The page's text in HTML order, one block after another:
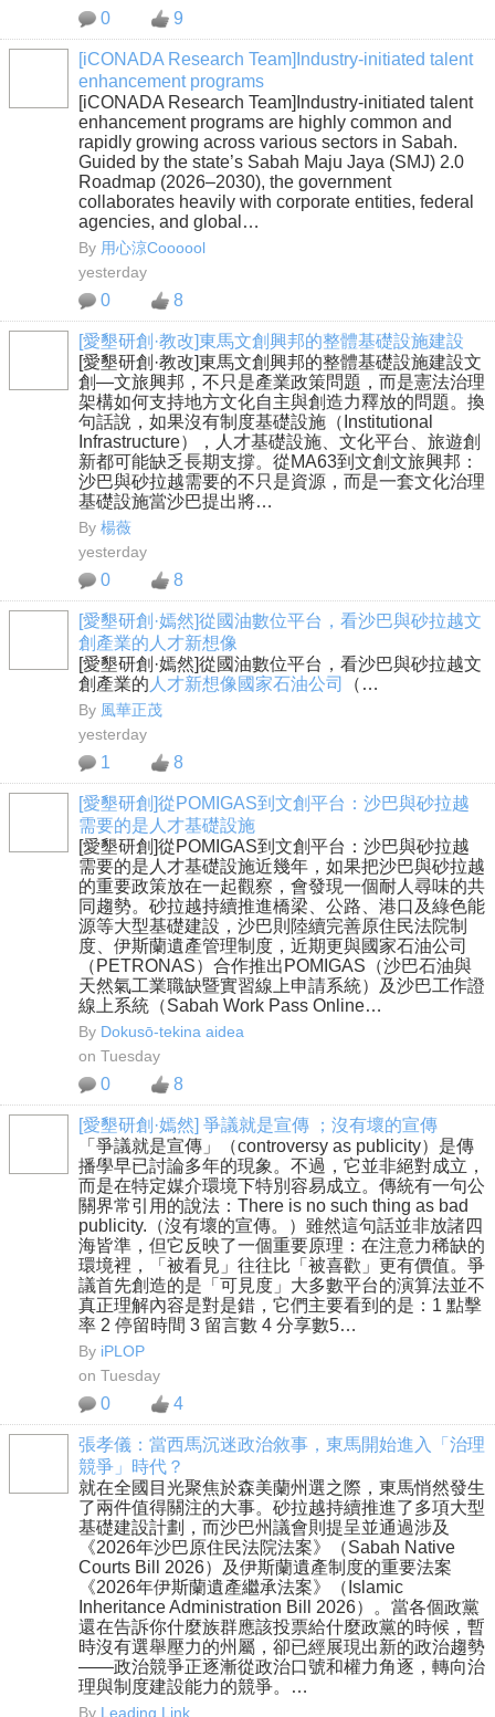
0 9
[iCONADA Research Team]Industry-initiated talent
enhancement programs
[iCONADA Research Team]Industry-initiated talent
enhancement programs are highly common and
rapidly growing across various sectors in Sabah.
Guided by the state’s Sabah Maju Jaya (SMJ) 2.0
Roadmap (2026–2030), the government
collaborates heavily with corporate entities, federal
agencies, and global…
By 用心涼Coooool
yesterday
0 8
[愛墾研創·教改]東馬文創興邦的整體基礎設施建設
[愛墾研創·教改]東馬文創興邦的整體基礎設施建設文
創—文旅興邦，不只是產業政策問題，而是憲法治理
架構如何支持地方文化自主與創造力釋放的問題。換
句話說，如果沒有制度基礎設施（Institutional
Infrastructure），人才基礎設施、文化平台、旅遊創
新都可能缺乏長期支撐。從MA63到文創文旅興邦：
沙巴與砂拉越需要的不只是資源，而是一套文化治理
基礎設施當沙巴提出將…
By 楊薇
yesterday
0 8
[愛墾研創·嫣然]從國油數位平台，看沙巴與砂拉越文
創產業的人才新想像
[愛墾研創·嫣然]從國油數位平台，看沙巴與砂拉越文
創產業的 人才新想像 國家石油公司 （…
By 風華正茂
yesterday
1 8
[愛墾研創]從POMIGAS到文創平台：沙巴與砂拉越
需要的是人才基礎設施
[愛墾研創]從POMIGAS到文創平台：沙巴與砂拉越
需要的是人才基礎設施近幾年，如果把沙巴與砂拉越
的重要政策放在一起觀察，會發現一個耐人尋味的共
同趨勢。砂拉越持續推進橋梁、公路、港口及綠色能
源等大型基礎建設，沙巴則陸續完善原住民法院制
度、伊斯蘭遺產管理制度，近期更與國家石油公司
（PETRONAS）合作推出POMIGAS（沙巴石油與
天然氣工業職缺暨實習線上申請系統）及沙巴工作證
線上系統（Sabah Work Pass Online…
By Dokusō-tekina aidea
on Tuesday
0 8
[愛墾研創·嫣然] 爭議就是宣傳 ；沒有壞的宣傳
「爭議就是宣傳」（controversy as publicity）是傳
播學早已討論多年的現象。不過，它並非絕對成立，
而是在特定媒介環境下特別容易成立。傳統有一句公
關界常引用的說法：There is no such thing as bad
publicity.（沒有壞的宣傳。）雖然這句話並非放諸四
海皆準，但它反映了一個重要原理：在注意力稀缺的
環境裡，「被看見」往往比「被喜歡」更有價值。爭
議首先創造的是「可見度」大多數平台的演算法並不
真正理解內容是對是錯，它們主要看到的是：1 點擊
率 2 停留時間 3 留言數 4 分享數5…
By iPLOP
on Tuesday
0 4
張孝儀：當西馬沉迷政治敘事，東馬開始進入「治理
競爭」時代？
就在全國目光聚焦於森美蘭州選之際，東馬悄然發生
了兩件值得關注的大事。砂拉越持續推進了多項大型
基礎建設計劃，而沙巴州議會則提呈並通過涉及
《2026年沙巴原住民法院法案》（Sabah Native
Courts Bill 2026）及伊斯蘭遺產制度的重要法案
《2026年伊斯蘭遺產繼承法案》（Islamic
Inheritance Administration Bill 2026）。當各個政黨
還在告訴你什麼族群應該投票給什麼政黨的時候，暫
時沒有選舉壓力的州屬，卻已經展現出新的政治趨勢
——政治競爭正逐漸從政治口號和權力角逐，轉向治
理與制度建設能力的競爭。…
By Leading Link